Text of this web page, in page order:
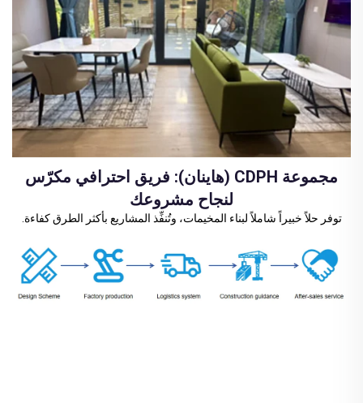
مجموعة CDPH (هاينان): فريق احترافي مكرّس
لنجاح مشروعك
توفر حلاً خبيراً شاملاً لبناء المخيمات، وتُنفِّذ المشاريع بأكثر الطرق كفاءة.